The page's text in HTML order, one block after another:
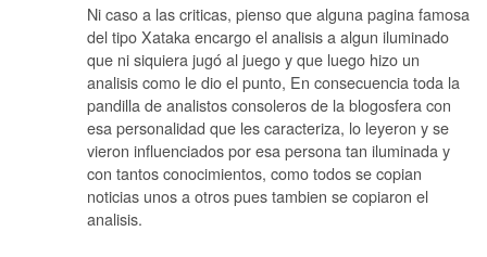
Ni caso a las criticas, pienso que alguna pagina famosa
del tipo Xataka encargo el analisis a algun iluminado
que ni siquiera jugó al juego y que luego hizo un
analisis como le dio el punto, En consecuencia toda la
pandilla de analistos consoleros de la blogosfera con
esa personalidad que les caracteriza, lo leyeron y se
vieron influenciados por esa persona tan iluminada y
con tantos conocimientos, como todos se copian
noticias unos a otros pues tambien se copiaron el
analisis.